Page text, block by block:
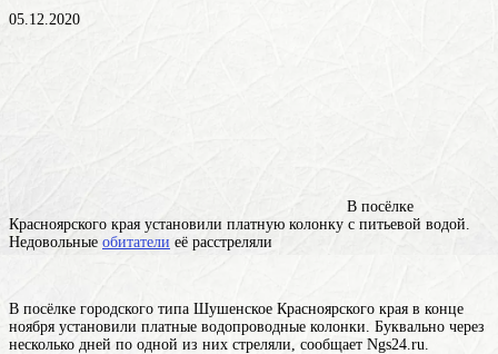
05.12.2020
В посёлке
Красноярского края установили платную колонку с питьевой водой.
Недовольные обитатели её расстреляли
В посёлке городского типа Шушенское Красноярского края в конце
ноября установили платные водопроводные колонки. Буквально через
несколько дней по одной из них стреляли, сообщает Ngs24.ru.